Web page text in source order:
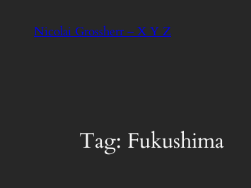
Nicolai Grossherr – X Y Z
Tag: Fukushima